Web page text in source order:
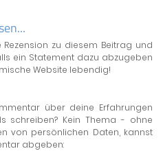
zu diesem Beitrag und
ein Statement dazu abzugeben
Website lebendig!
über deine Erfahrungen
schreiben? Kein Thema - ohne
von persönlichen Daten, kannst
abgeben: